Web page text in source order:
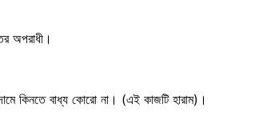
অপরাধী।
কিনতে বাধ্য কোরো না। (এই কাজটি হারাম)।